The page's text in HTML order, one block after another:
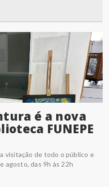
é a nova
FUNEPE
visitação de todo o público e
agosto, das 9h às 22h